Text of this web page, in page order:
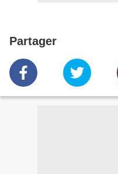
Partager